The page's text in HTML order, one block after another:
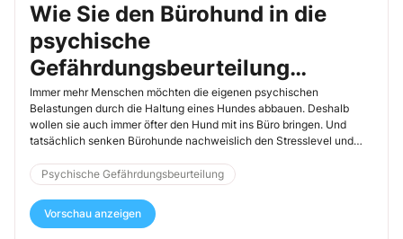
Wie Sie den Bürohund in die
psychische
Gefährdungsbeurteilung
integrieren
Immer mehr Menschen möchten die eigenen psychischen
Belastungen durch die Haltung eines Hundes abbauen. Deshalb
wollen sie auch immer öfter den Hund mit ins Büro bringen. Und
tatsächlich senken Bürohunde nachweislich den Stresslevel und
daher, dass ein Hund seinen Menschen im Büro begleiten darf. In
diesem Artikel zeige ich als Sachverständiger für psychische
Belastungen, wie Hunde im Büro die Psyche der Mitarbeitenden
entlasten und worauf Sie als Fachkraft für Arbeitssicherheit achten
Psychische Gefährdungsbeurteilung
Vorschau anzeigen